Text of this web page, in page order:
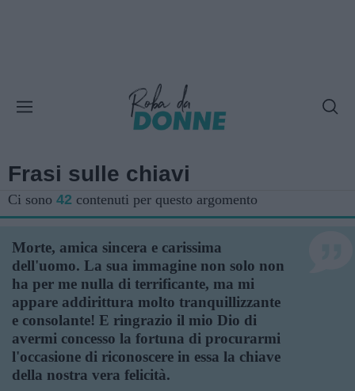
Frasi sulle chiavi
Ci sono 42 contenuti per questo argomento
Morte, amica sincera e carissima
dell'uomo. La sua immagine non solo non
ha per me nulla di terrificante, ma mi
appare addirittura molto tranquillizzante
e consolante! E ringrazio il mio Dio di
avermi concesso la fortuna di procurarmi
l'occasione di riconoscere in essa la chiave
della nostra vera felicità.